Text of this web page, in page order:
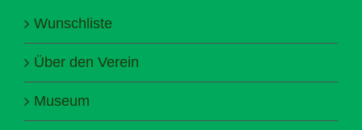
Wunschliste
Über den Verein
Museum